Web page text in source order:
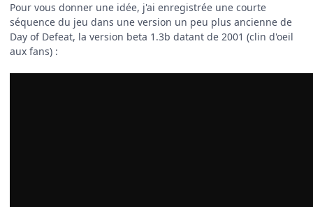
Pour vous donner une idée, j'ai enregistrée une courte
séquence du jeu dans une version un peu plus ancienne de
Day of Defeat, la version beta 1.3b datant de 2001 (clin d'oeil
aux fans) :